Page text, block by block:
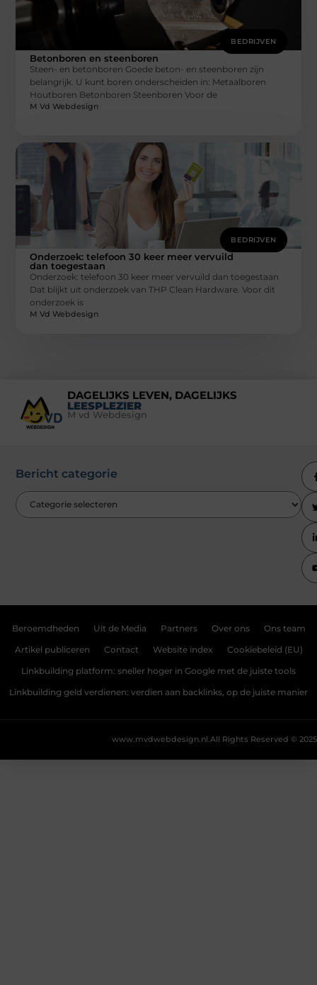
BEDRIJVEN
Betonboren en steenboren
Steen- en betonboren Goede beton- en steenboren zijn
belangrijk. U kunt boren onderscheiden in: Metaalboren
Houtboren Betonboren Steenboren Voor de
M Vd Webdesign
BEDRIJVEN
Onderzoek: telefoon 30 keer meer vervuild
dan toegestaan
Onderzoek: telefoon 30 keer meer vervuild dan toegestaan
Dat blijkt uit onderzoek van THP Clean Hardware. Voor dit
onderzoek is
M Vd Webdesign
DAGELIJKS LEVEN, DAGELIJKS
LEESPLEZIER
M vd Webdesign
Bericht categorie
Beroemdheden Uit de Media Partners Over ons Ons team
Artikel publiceren Contact Website index Cookiebeleid (EU)
Linkbuilding platform: sneller hoger in Google met de juiste tools
Linkbuilding geld verdienen: verdien aan backlinks, op de juiste manier
All Rights Reserved © 2025
www.mvdwebdesign.nl.